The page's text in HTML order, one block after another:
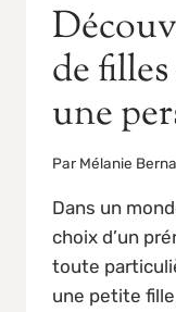
de
une
Par Mélanie
Dans un
choix d’un
toute
une petite